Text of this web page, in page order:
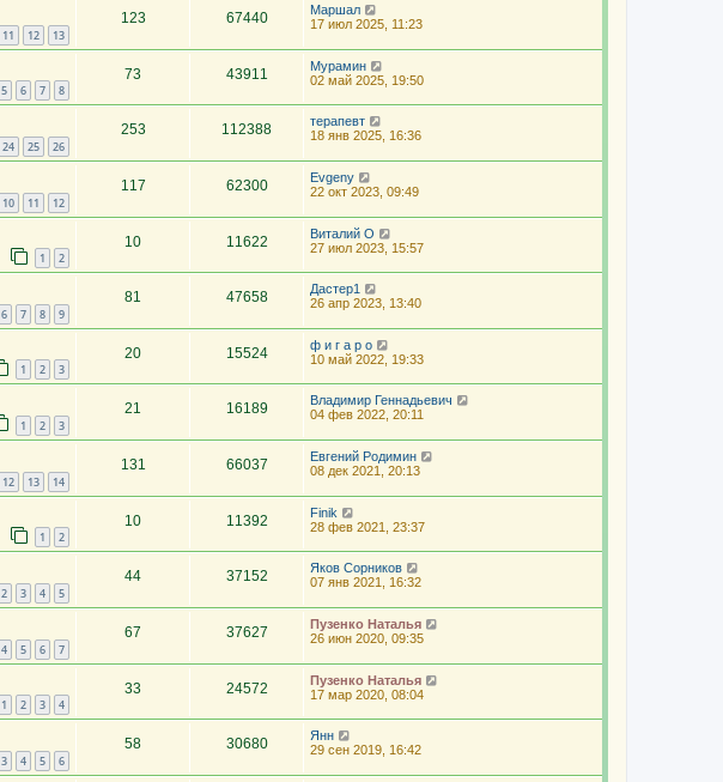
11 12 13
123 67440
Маршал
17 июл 2025, 11:23
5 6 7 8
73 43911
Мурамин
02 май 2025, 19:50
24 25 26
253 112388
терапевт
18 янв 2025, 16:36
10 11 12
117 62300
Evgeny
22 окт 2023, 09:49
1 2
10 11622
Виталий О
27 июл 2023, 15:57
6 7 8 9
81 47658
Дастер1
26 апр 2023, 13:40
1 2 3
20 15524
ф и г а р о
10 май 2022, 19:33
1 2 3
21 16189
Владимир Геннадьевич
04 фев 2022, 20:11
12 13 14
131 66037
Евгений Родимин
08 дек 2021, 20:13
1 2
10 11392
Finik
28 фев 2021, 23:37
2 3 4 5
44 37152
Яков Сорников
07 янв 2021, 16:32
4 5 6 7
67 37627
Пузенко Наталья
26 июн 2020, 09:35
1 2 3 4
33 24572
Пузенко Наталья
17 мар 2020, 08:04
3 4 5 6
58 30680
Янн
29 сен 2019, 16:42